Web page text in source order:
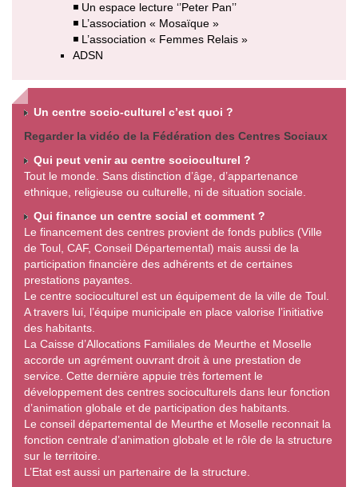
◾ Un espace lecture ‘’Peter Pan’’
◾ L’association « Mosaïque »
◾ L’association « Femmes Relais »
ADSN
Un centre socio-culturel c’est quoi ?
Regarder la vidéo de la Fédération des Centres Sociaux
Qui peut venir au centre socioculturel ?
Tout le monde. Sans distinction d’âge, d’appartenance
ethnique, religieuse ou culturelle, ni de situation sociale.
Qui finance un centre social et comment ?
Le financement des centres provient de fonds publics (Ville
de Toul, CAF, Conseil Départemental) mais aussi de la
participation financière des adhérents et de certaines
prestations payantes.
Le centre socioculturel est un équipement de la ville de Toul.
A travers lui, l’équipe municipale en place valorise l’initiative
des habitants.
La Caisse d’Allocations Familiales de Meurthe et Moselle
accorde un agrément ouvrant droit à une prestation de
service. Cette dernière appuie très fortement le
développement des centres socioculturels dans leur fonction
d’animation globale et de participation des habitants.
Le conseil départemental de Meurthe et Moselle reconnait la
fonction centrale d’animation globale et le rôle de la structure
sur le territoire.
L’Etat est aussi un partenaire de la structure.